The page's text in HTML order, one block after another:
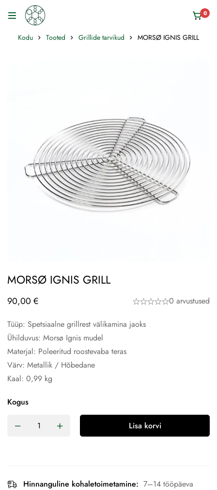
0
Kodu Tooted Grillide tarvikud MORSØ IGNIS GRILL
MORSØ IGNIS GRILL
90,00 € 0 arvustused
Tüüp: Spetsiaalne grillrest välikamina jaoks
Ühilduvus: Morsø Ignis mudel
Materjal: Poleeritud roostevaba teras
Värv: Metallik / Hõbedane
Kaal: 0,99 kg
Kogus
Lisa korvi
Hinnanguline kohaletoimetamine: 7–14 tööpäeva